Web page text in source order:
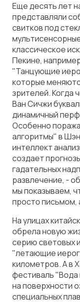
Еще десять лет
представляли
свитков под
классическое
Пекине,
"Танцующие
которые
зрителей. Когда
Ван Сичжи
динамичный
Особенно
алгоритмы" в
интеллект
создает
гадательных
развлечение, -
мы показываем,
просто письмом,
На улицах
обрела новую
серию световых
"летающие
километров. А в
фестиваль "Вода
на поверхности
специальных